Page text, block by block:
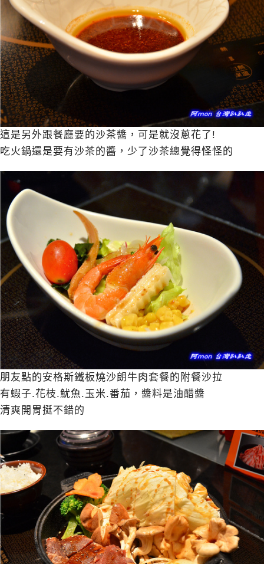
這是另外跟餐廳要的沙茶醬，可是就沒蔥花了!
吃火鍋還是要有沙茶的醬，少了沙茶總覺得怪怪的
朋友點的安格斯鐵板燒沙朗牛肉套餐的附餐沙拉
有蝦子.花枝.魷魚.玉米.番茄，醬料是油醋醬
清爽開胃挺不錯的